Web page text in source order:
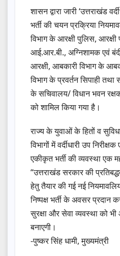
शासन द्वारा जारी ‘उत्तराखंड
भर्ती की चयन प्रक्रिया
विभाग के आरक्षी पुलिस, आरक्षी
आई.आर.बी., अग्निशामक एवं
आरक्षी, आबकारी विभाग के
विभाग के प्रवर्तन सिपाही
के सचिवालय/ विधान भवन
को शामिल किया गया है।
राज्य के युवाओं के हितों व
विभागों में वर्दीधारी उप
एकीकृत भर्ती की व्यवस्था एक
“उत्तराखंड सरकार की
हेतु तैयार की गई नई
निष्पक्ष भर्ती के अवसर प्रदान
सुरक्षा और सेवा व्यवस्था को
बनाएगी।
-पुष्कर सिंह धामी, मुख्यमंत्री